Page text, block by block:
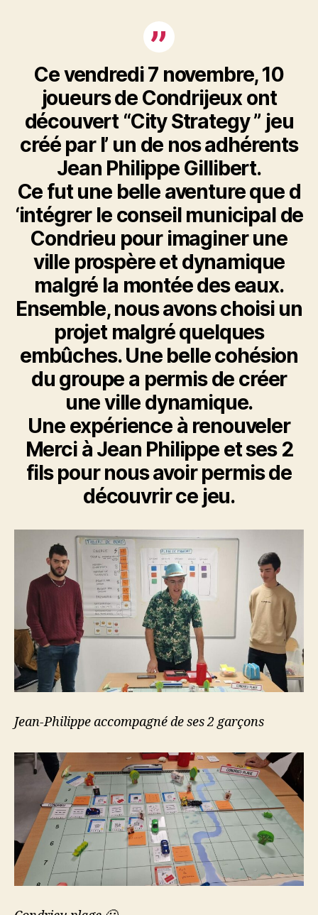
Ce vendredi 7 novembre, 10
joueurs de Condrijeux ont
découvert “City Strategy ” jeu
créé par l’ un de nos adhérents
Jean Philippe Gillibert.
Ce fut une belle aventure que d
‘intégrer le conseil municipal de
Condrieu pour imaginer une
ville prospère et dynamique
malgré la montée des eaux.
Ensemble, nous avons choisi un
projet malgré quelques
embûches. Une belle cohésion
du groupe a permis de créer
une ville dynamique.
Une expérience à renouveler
Merci à Jean Philippe et ses 2
fils pour nous avoir permis de
découvrir ce jeu.
Jean-Philippe accompagné de ses 2 garçons